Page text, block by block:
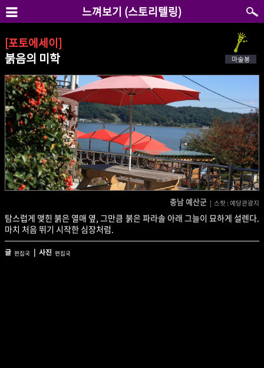
느껴보기 (스토리텔링)
[포토에세이]
붉음의 미학
충남 예산군 | 스팟 : 예당관광지
탐스럽게 맺힌 붉은 열매 옆, 그만큼 붉은 파라솔 아래 그늘이 묘하게 설렌다.
마치 처음 뛰기 시작한 심장처럼.
글 편집국 | 사진 편집국